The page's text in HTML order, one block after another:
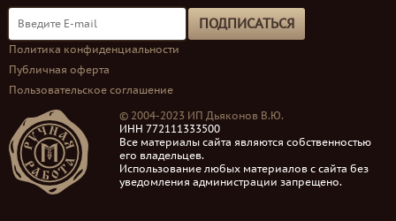
ПОДПИСАТЬСЯ
Политика конфиденциальности
Публичная оферта
Пользовательское соглашение
© 2004-2023 ИП Дьяконов В.Ю.
ИНН 772111333500
Все материалы сайта являются собственностью
его владельцев.
Использование любых материалов с сайта без
уведомления администрации запрещено.